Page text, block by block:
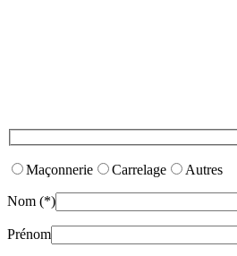
Maçonnerie Carrelage Autres
Nom (*)
Prénom